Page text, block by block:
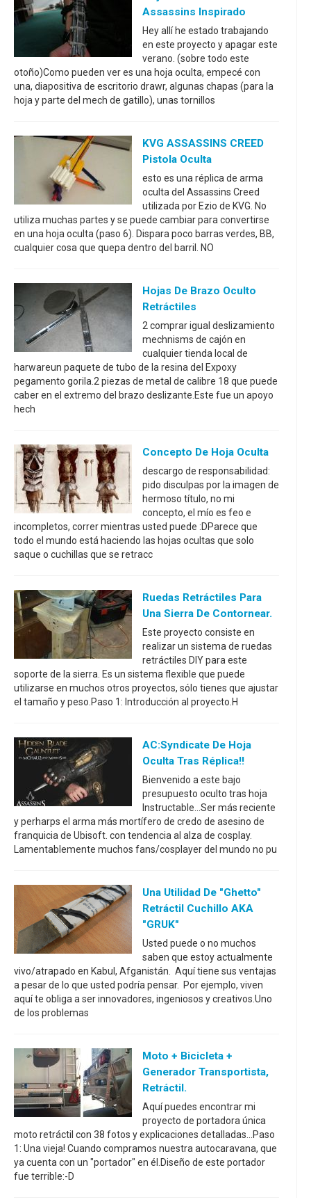
Assassins Inspirado
Hey allí he estado trabajando
en este proyecto y apagar este
verano. (sobre todo este
otoño)Como pueden ver es una hoja oculta, empecé con
una, diapositiva de escritorio drawr, algunas chapas (para la
hoja y parte del mech de gatillo), unas tornillos
KVG ASSASSINS CREED
Pistola Oculta
esto es una réplica de arma
oculta del Assassins Creed
utilizada por Ezio de KVG. No
utiliza muchas partes y se puede cambiar para convertirse
en una hoja oculta (paso 6). Dispara poco barras verdes, BB,
cualquier cosa que quepa dentro del barril. NO
Hojas De Brazo Oculto
Retráctiles
2 comprar igual deslizamiento
mechnisms de cajón en
cualquier tienda local de
harwareun paquete de tubo de la resina del Expoxy
pegamento gorila.2 piezas de metal de calibre 18 que puede
caber en el extremo del brazo deslizante.Este fue un apoyo
hech
Concepto De Hoja Oculta
descargo de responsabilidad:
pido disculpas por la imagen de
hermoso título, no mi
concepto, el mío es feo e
incompletos, correr mientras usted puede :DParece que
todo el mundo está haciendo las hojas ocultas que solo
saque o cuchillas que se retracc
Ruedas Retráctiles Para
Una Sierra De Contornear.
Este proyecto consiste en
realizar un sistema de ruedas
retráctiles DIY para este
soporte de la sierra. Es un sistema flexible que puede
utilizarse en muchos otros proyectos, sólo tienes que ajustar
el tamaño y peso.Paso 1: Introducción al proyecto.H
AC:Syndicate De Hoja
Oculta Tras Réplica!!
Bienvenido a este bajo
presupuesto oculto tras hoja
Instructable...Ser más reciente
y perharps el arma más mortífero de credo de asesino de
franquicia de Ubisoft. con tendencia al alza de cosplay.
Lamentablemente muchos fans/cosplayer del mundo no pu
Una Utilidad De "Ghetto"
Retráctil Cuchillo AKA
"GRUK"
Usted puede o no muchos
saben que estoy actualmente
vivo/atrapado en Kabul, Afganistán. Aquí tiene sus ventajas
a pesar de lo que usted podría pensar. Por ejemplo, viven
aquí te obliga a ser innovadores, ingeniosos y creativos.Uno
de los problemas
Moto + Bicicleta +
Generador Transportista,
Retráctil.
Aquí puedes encontrar mi
proyecto de portadora única
moto retráctil con 38 fotos y explicaciones detalladas...Paso
1: Una vieja! Cuando compramos nuestra autocaravana, que
ya cuenta con un "portador" en él.Diseño de este portador
fue terrible:-D